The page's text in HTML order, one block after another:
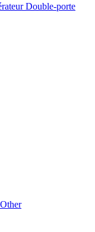
Double-porte